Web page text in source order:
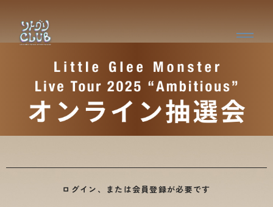
ログイン、または会員登録が必要です